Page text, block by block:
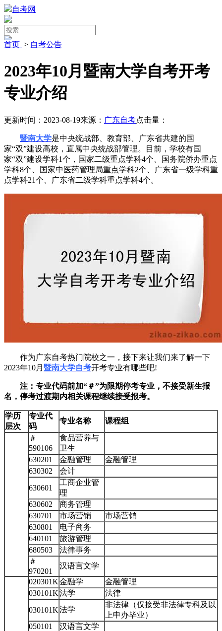
自考网
首页 > 自考公告
2023年10月暨南大学自考开考
专业介绍
更新时间：2023-08-19来源： 广东自考点击量：
暨南大学是中央统战部、教育部、广东省共建的国
家“双”建设高校，直属中央统战部管理。目前，学校有国
家“双”建设学科1个，国家二级重点学科4个、国务院侨办重点
学科8个、国家中医药管理局重点学科2个、广东省一级学科重
点学科21个、广东省二级学科重点学科4个。
作为广东自考热门院校之一，接下来让我们来了解一下
2023年10月 暨南大学自考开考专业有哪些吧!
注：专业代码前加“＃”为限期停考专业，不接受新生报
名，停考过渡期内相关课程继续接受报考。
学历
层次
专业代
码
专业名称 课程组
＃
590106
食品营养与
卫生
630201
金融管理
金融管理
630302
会计
630601
工商企业管
理
630602
商务管理
630701
市场营销
市场营销
630801
电子商务
640101
旅游管理
680503
法律事务
＃
970201
汉语言文学
020301K金融学
金融管理
030101K法学
法律
030101K法学
非法律（仅接受非法律专科及以
上申办毕业）
050101
汉语言文学